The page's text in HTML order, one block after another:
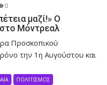
0
μαζί!» Ο
Μόντρεαλ
Προσκοπικού
την 1η Αυγούστου και
ΠΟΛΙΤΙΣΜΟΣ